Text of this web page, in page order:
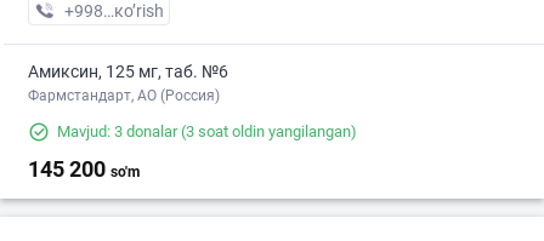
+998 (97) XXX-XX-XX
кo’rish
Амиксин, 125 мг, таб. №6
Фармстандарт, АО (Россия)
Mavjud: 3 donalar(3 soat oldin yangilangan)
145 200 so'm